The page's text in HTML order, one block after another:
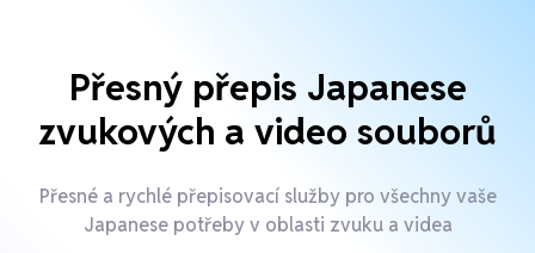
Přesný přepis Japanese
zvukových a video souborů
Přesné a rychlé přepisovací služby pro všechny vaše
Japanese potřeby v oblasti zvuku a videa